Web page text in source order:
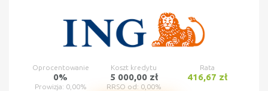
Oprocentowanie Koszt kredytu Rata
0% 5 000,00 zł 416,67 zł
Prowizja: 0,00% RRSO od: 0,00%